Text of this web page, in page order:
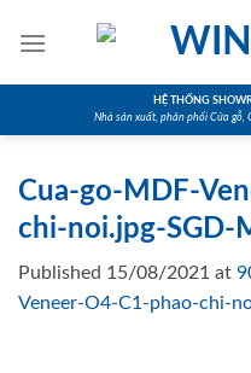
HỆ THỐNG
Nhà sản xuất, phân phối Cửa gỗ,
Cua-go-MDF-
chi-noi.jpg-SGD-
Published 15/08/2021 at
Veneer-O4-C1-phao-chi-